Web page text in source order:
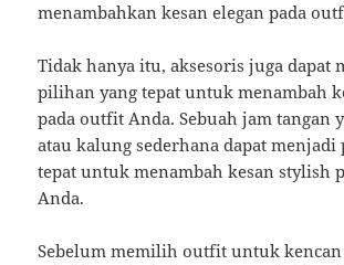
menambahkan kesan elegan pada
Tidak hanya itu, aksesoris juga dapat
pilihan yang tepat untuk menambah
pada outfit Anda. Sebuah jam tangan
atau kalung sederhana dapat
tepat untuk menambah kesan stylish
Anda.
Sebelum memilih outfit untuk